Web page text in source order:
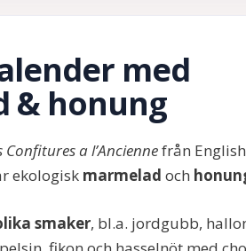
med
& honung
Confitures a l’Anciennefrån
ekologisk marmelad och
smaker, bl.a. jordgubb,